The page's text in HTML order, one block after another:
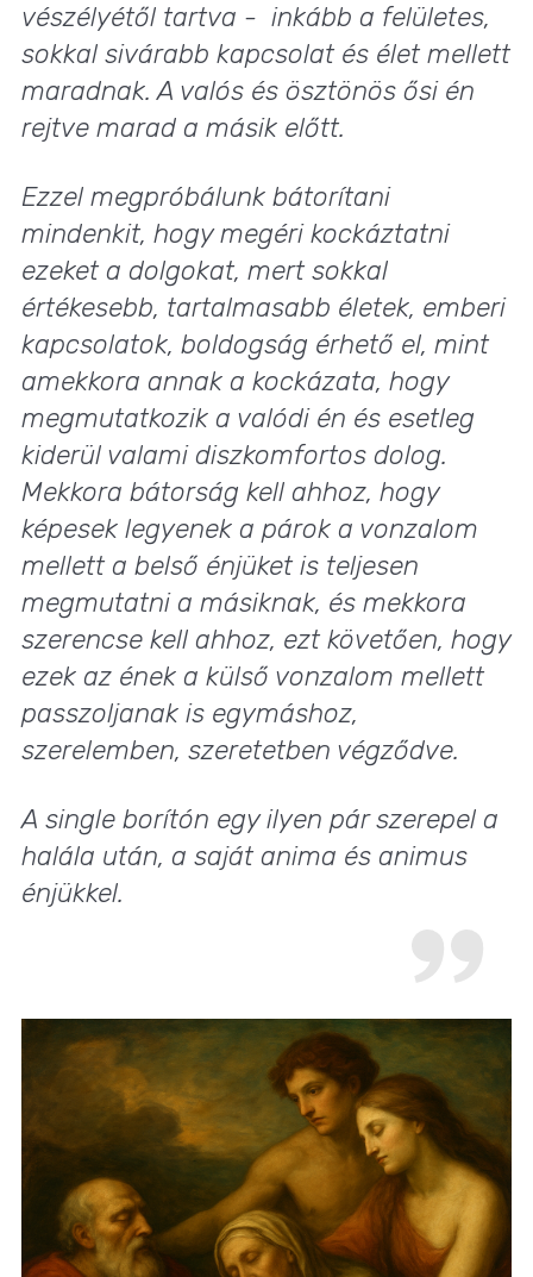
vészélyétől tartva - inkább a felületes,
sokkal sivárabb kapcsolat és élet mellett
maradnak. A valós és ösztönös ősi én
rejtve marad a másik előtt.
Ezzel megpróbálunk bátorítani
mindenkit, hogy megéri kockáztatni
ezeket a dolgokat, mert sokkal
értékesebb, tartalmasabb életek, emberi
kapcsolatok, boldogság érhető el, mint
amekkora annak a kockázata, hogy
megmutatkozik a valódi én és esetleg
kiderül valami diszkomfortos dolog.
Mekkora bátorság kell ahhoz, hogy
képesek legyenek a párok a vonzalom
mellett a belső énjüket is teljesen
megmutatni a másiknak, és mekkora
szerencse kell ahhoz, ezt követően, hogy
ezek az ének a külső vonzalom mellett
passzoljanak is egymáshoz,
szerelemben, szeretetben végződve.
A single borítón egy ilyen pár szerepel a
halála után, a saját anima és animus
énjükkel.